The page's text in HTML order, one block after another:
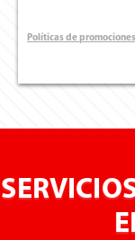
Políticas de promociones